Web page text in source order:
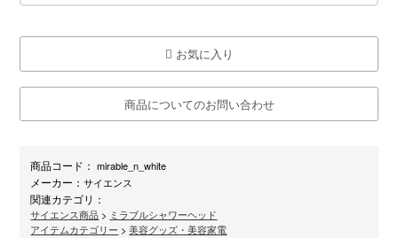
お気に入り
商品についてのお問い合わせ
商品コード： mirable_n_white
メーカー：サイエンス
関連カテゴリ：
サイエンス商品 > ミラブルシャワーヘッド
アイテムカテゴリー >美容グッズ・美容家電